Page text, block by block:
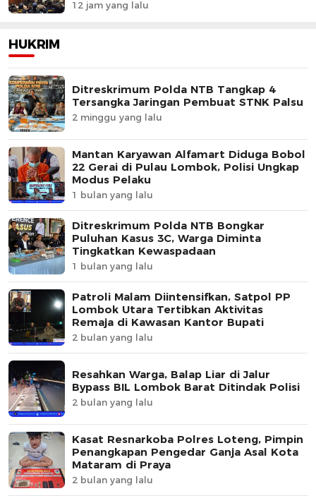
12 jam yang lalu
HUKRIM
Ditreskrimum Polda NTB Tangkap 4
Tersangka Jaringan Pembuat STNK Palsu
2 minggu yang lalu
Mantan Karyawan Alfamart Diduga Bobol
22 Gerai di Pulau Lombok, Polisi Ungkap
Modus Pelaku
1 bulan yang lalu
Ditreskrimum Polda NTB Bongkar
Puluhan Kasus 3C, Warga Diminta
Tingkatkan Kewaspadaan
1 bulan yang lalu
Patroli Malam Diintensifkan, Satpol PP
Lombok Utara Tertibkan Aktivitas
Remaja di Kawasan Kantor Bupati
2 bulan yang lalu
Resahkan Warga, Balap Liar di Jalur
Bypass BIL Lombok Barat Ditindak Polisi
2 bulan yang lalu
Kasat Resnarkoba Polres Loteng, Pimpin
Penangkapan Pengedar Ganja Asal Kota
Mataram di Praya
2 bulan yang lalu